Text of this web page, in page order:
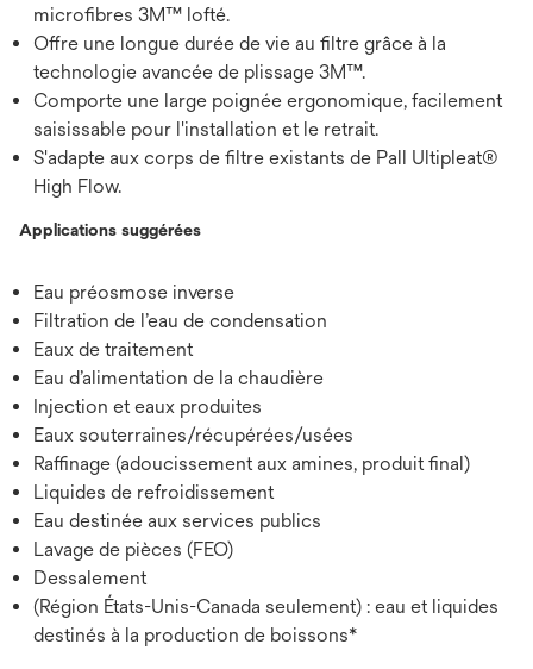
microfibres 3M™ lofté.
Offre une longue durée de vie au filtre grâce à la
technologie avancée de plissage 3M™.
Comporte une large poignée ergonomique, facilement
saisissable pour l'installation et le retrait.
S'adapte aux corps de filtre existants de Pall Ultipleat®
High Flow.
Applications suggérées
Eau préosmose inverse
Filtration de l’eau de condensation
Eaux de traitement
Eau d’alimentation de la chaudière
Injection et eaux produites
Eaux souterraines/récupérées/usées
Raffinage (adoucissement aux amines, produit final)
Liquides de refroidissement
Eau destinée aux services publics
Lavage de pièces (FEO)
Dessalement
(Région États-Unis-Canada seulement) : eau et liquides
destinés à la production de boissons*